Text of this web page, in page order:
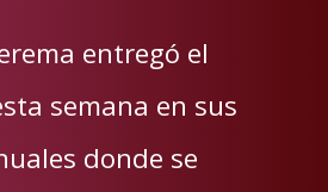
entregó el
semana en sus
donde se